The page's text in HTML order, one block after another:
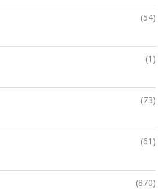
(54)
(1)
(73)
(61)
(870)